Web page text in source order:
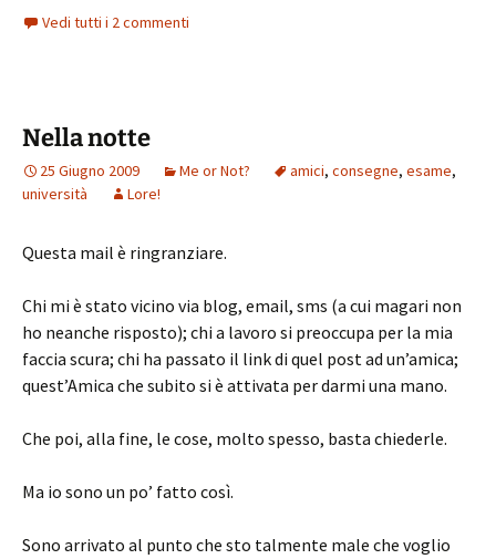
Vedi tutti i 2 commenti
Nella notte
25 Giugno 2009 Me or Not? amici, consegne, esame,
università
Lore!
Questa mail è ringranziare.
Chi mi è stato vicino via blog, email, sms (a cui magari non
ho neanche risposto); chi a lavoro si preoccupa per la mia
faccia scura; chi ha passato il link di quel post ad un’amica;
quest’Amica che subito si è attivata per darmi una mano.
Che poi, alla fine, le cose, molto spesso, basta chiederle.
Ma io sono un po’ fatto così.
Sono arrivato al punto che sto talmente male che voglio